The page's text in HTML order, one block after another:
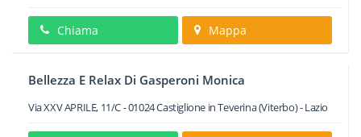
Chiama Mappa
Bellezza E Relax Di Gasperoni Monica
Via XXV APRILE, 11/C-01024Castiglione in Teverina(Viterbo) -Lazio